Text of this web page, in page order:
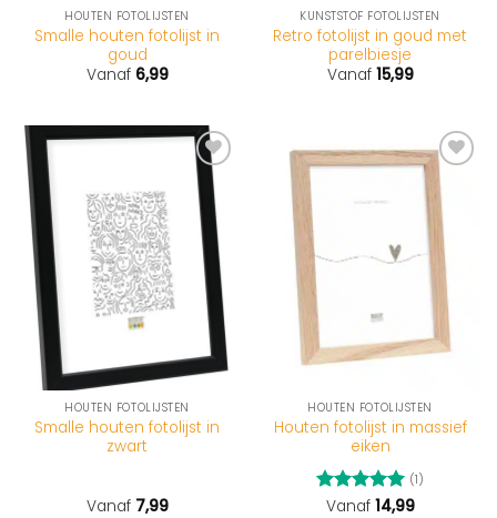
HOUTEN FOTOLIJSTEN
Smalle houten fotolijst in
goud
Vanaf 6,99
KUNSTSTOF FOTOLIJSTEN
Retro fotolijst in goud met
parelbiesje
Vanaf 15,99
HOUTEN FOTOLIJSTEN
Smalle houten fotolijst in
zwart
Vanaf 7,99
HOUTEN FOTOLIJSTEN
Houten fotolijst in massief
eiken
Gewaardeerd
(1)
Vanaf 14,99